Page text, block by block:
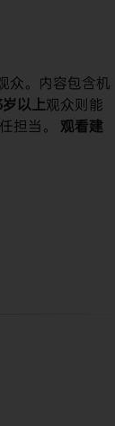
众。内容包含机
岁以上​​观众则能
担当。
​观看建